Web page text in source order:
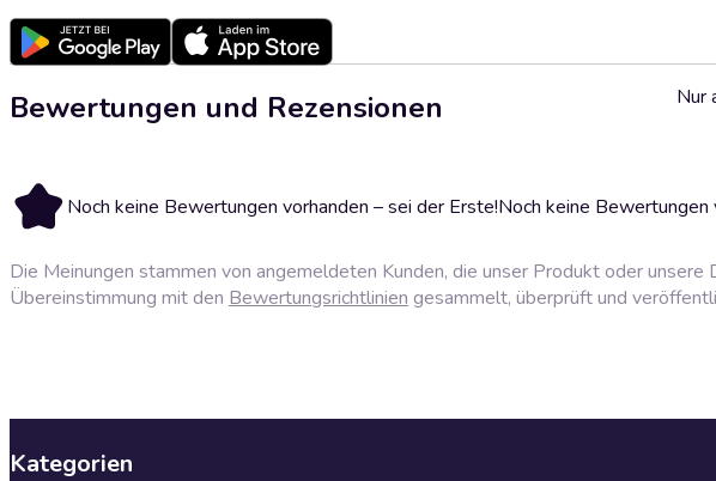
Bewertungen und Rezensionen
Noch keine Bewertungen vorhanden – sei der Erste!Noch keine Bewertungen
Nur
Die Meinungen stammen von angemeldeten Kunden, die unser Produkt oder
Übereinstimmung mit den Bewertungsrichtlinien gesammelt, überprüft und
Kategorien